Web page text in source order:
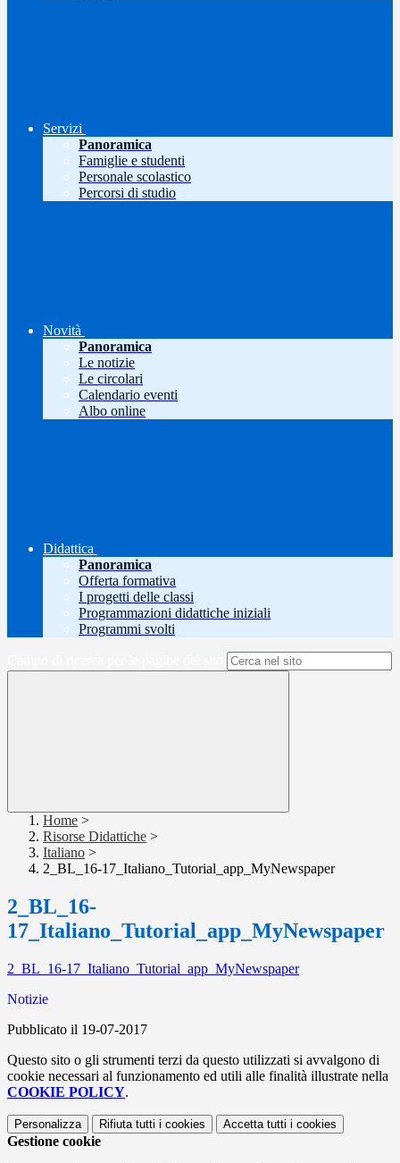
Servizi
Panoramica
Famiglie e studenti
Personale scolastico
Percorsi di studio
Novità
Panoramica
Le notizie
Le circolari
Calendario eventi
Albo online
Didattica
Panoramica
Offerta formativa
I progetti delle classi
Programmazioni didattiche iniziali
Programmi svolti
Home >
Risorse Didattiche >
Italiano >
2_BL_16-17_Italiano_Tutorial_app_MyNewspaper
2_BL_16-
17_Italiano_Tutorial_app_MyNewspaper
2_BL_16-17_Italiano_Tutorial_app_MyNewspaper
Notizie
Pubblicato il 19-07-2017
Questo sito o gli strumenti terzi da questo utilizzati si avvalgono di
cookie necessari al funzionamento ed utili alle finalità illustrate nella
COOKIE POLICY.
Personalizza Rifiuta tutti i cookies Accetta tutti i cookies
Gestione cookie